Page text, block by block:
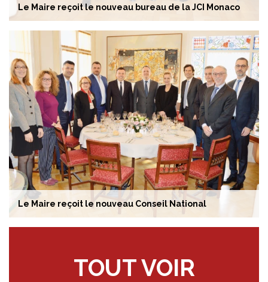
Le Maire reçoit le nouveau bureau de la JCI Monaco
Le Maire reçoit le nouveau Conseil National
TOUT VOIR